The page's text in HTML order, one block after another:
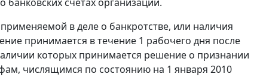
в деле о банкротстве, или наличия
принимается в течение 1 рабочего дня после
которых принимается решение о признании
числящимся по состоянию на 1 января 2010